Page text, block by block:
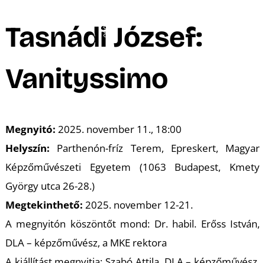
Tasnádi József:
Vanityssimo
Megnyitó: 2025. november 11., 18:00
Helyszín: Parthenón-fríz Terem, Epreskert, Magyar
Képzőművészeti Egyetem (1063 Budapest, Kmety
György utca 26-28.)
Megtekinthető: 2025. november 12-21.
A megnyitón köszöntőt mond: Dr. habil. Erőss István,
DLA – képzőművész, a MKE rektora